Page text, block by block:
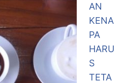
AN
KENA
PA
HARU
S
TETA